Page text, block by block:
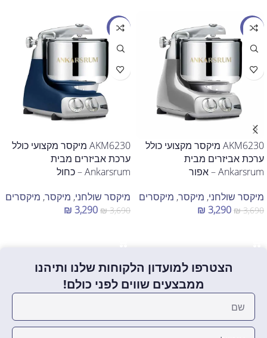
מבצע
AKM6230 מיקסר מקצועי כולל
ערכת אביזרים מבית
Ankarsrum – אפור
מיקסר שולחני, מיקסר, מיקסרים
₪3,690
₪ 3,290
מבצע
AKM6230 מיקסר מקצועי כולל
ערכת אביזרים מבית
Ankarsrum – כחול
מיקסר שולחני, מיקסר, מיקסרים
₪3,690
₪ 3,290
הצטרפו למועדון הלקוחות שלנו ותיהנו
ממבצעים שווים לפני כולם!